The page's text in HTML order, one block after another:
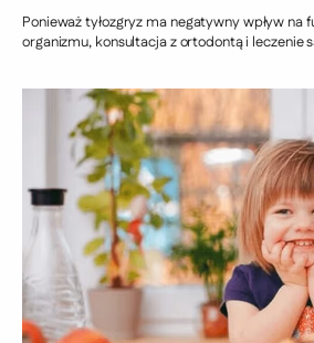
Ponieważ tyłozgryz ma negatywny wpływ na
organizmu, konsultacja z ortodontą i leczenie